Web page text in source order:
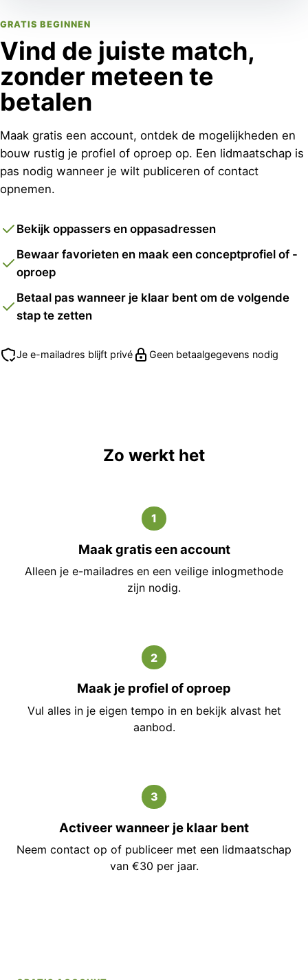
GRATIS BEGINNEN
Vind de juiste match,
zonder meteen te
betalen
Maak gratis een account, ontdek de mogelijkheden en
bouw rustig je profiel of oproep op. Een lidmaatschap is
pas nodig wanneer je wilt publiceren of contact
opnemen.
Bekijk oppassers en oppasadressen
Bewaar favorieten en maak een conceptprofiel of -
oproep
Betaal pas wanneer je klaar bent om de volgende
stap te zetten
Je e-mailadres blijft privé Geen betaalgegevens nodig
Zo werkt het
1
Maak gratis een account
Alleen je e-mailadres en een veilige inlogmethode
zijn nodig.
2
Maak je profiel of oproep
Vul alles in je eigen tempo in en bekijk alvast het
aanbod.
3
Activeer wanneer je klaar bent
Neem contact op of publiceer met een lidmaatschap
van €30 per jaar.